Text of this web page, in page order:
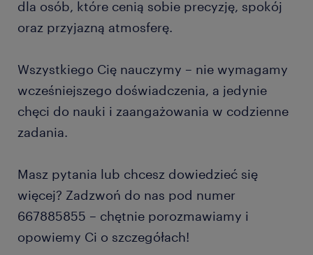
dla osób, które cenią sobie precyzję, spokój
oraz przyjazną atmosferę.
Wszystkiego Cię nauczymy – nie wymagamy
wcześniejszego doświadczenia, a jedynie
chęci do nauki i zaangażowania w codzienne
zadania.
Masz pytania lub chcesz dowiedzieć się
więcej? Zadzwoń do nas pod numer
667885855 – chętnie porozmawiamy i
opowiemy Ci o szczegółach!